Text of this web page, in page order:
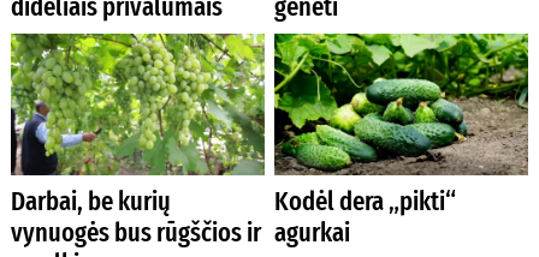
dideliais privalumais
genėti
Darbai, be kurių
vynuogės bus rūgščios ir
Kodėl dera „pikti“
agurkai